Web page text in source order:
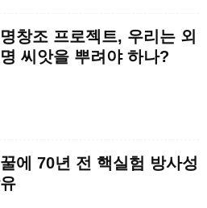
창조 프로젝트, 우리는 외
씨앗을 뿌려야 하나?
에 70년 전 핵실험 방사성